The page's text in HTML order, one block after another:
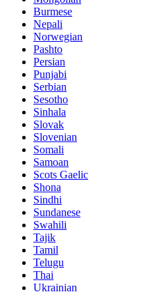
Burmese
Nepali
Norwegian
Pashto
Persian
Punjabi
Serbian
Sesotho
Sinhala
Slovak
Slovenian
Somali
Samoan
Scots Gaelic
Shona
Sindhi
Sundanese
Swahili
Tajik
Tamil
Telugu
Thai
Ukrainian